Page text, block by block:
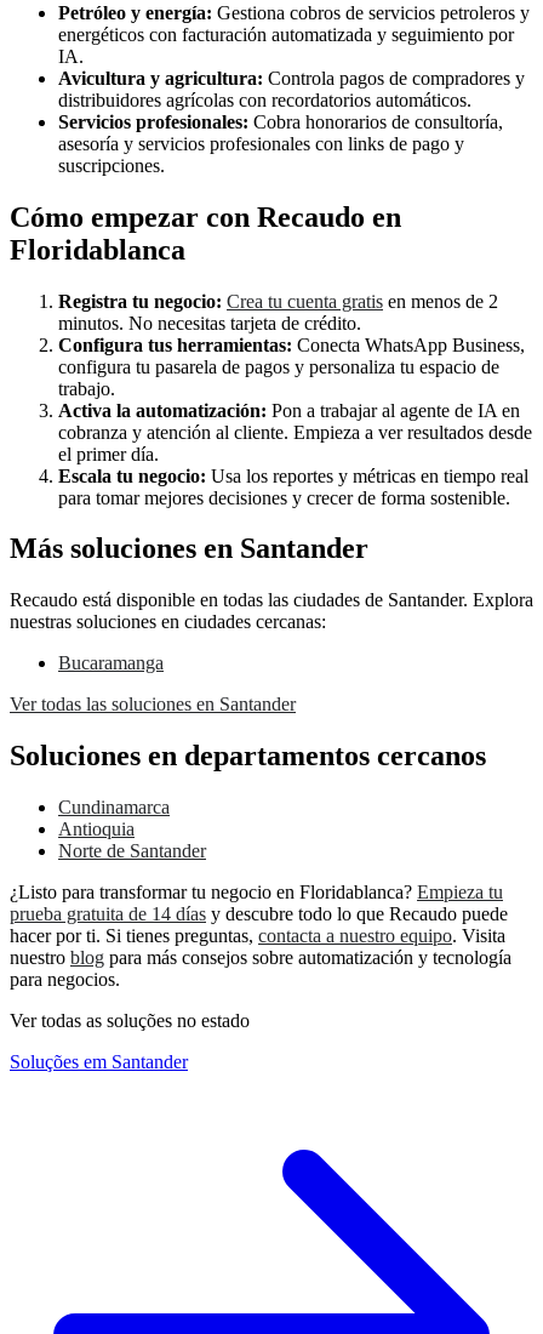
Petróleo y energía: Gestiona cobros de servicios petroleros y
energéticos con facturación automatizada y seguimiento por
IA.
Avicultura y agricultura: Controla pagos de compradores y
distribuidores agrícolas con recordatorios automáticos.
Servicios profesionales: Cobra honorarios de consultoría,
asesoría y servicios profesionales con links de pago y
suscripciones.
Cómo empezar con Recaudo en
Floridablanca
Registra tu negocio: Crea tu cuenta gratis en menos de 2
minutos. No necesitas tarjeta de crédito.
Configura tus herramientas: Conecta WhatsApp Business,
configura tu pasarela de pagos y personaliza tu espacio de
trabajo.
Activa la automatización: Pon a trabajar al agente de IA en
cobranza y atención al cliente. Empieza a ver resultados desde
el primer día.
Escala tu negocio: Usa los reportes y métricas en tiempo real
para tomar mejores decisiones y crecer de forma sostenible.
Más soluciones en Santander
Recaudo está disponible en todas las ciudades de Santander. Explora
nuestras soluciones en ciudades cercanas:
Bucaramanga
Ver todas las soluciones en Santander
Soluciones en departamentos cercanos
Cundinamarca
Antioquia
Norte de Santander
¿Listo para transformar tu negocio en Floridablanca? Empieza tu
prueba gratuita de 14 días y descubre todo lo que Recaudo puede
hacer por ti. Si tienes preguntas, contacta a nuestro equipo. Visita
nuestro blog para más consejos sobre automatización y tecnología
para negocios.
Ver todas as soluções no estado
Soluções em Santander